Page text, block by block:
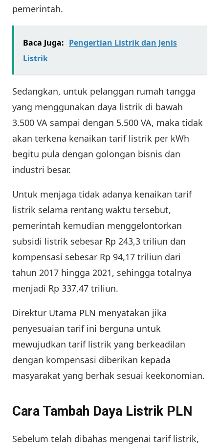
pemerintah.
Baca Juga: Pengertian Listrik dan Jenis
Listrik
Sedangkan, untuk pelanggan rumah tangga
yang menggunakan daya listrik di bawah
3.500 VA sampai dengan 5.500 VA, maka tidak
akan terkena kenaikan tarif listrik per kWh
begitu pula dengan golongan bisnis dan
industri besar.
Untuk menjaga tidak adanya kenaikan tarif
listrik selama rentang waktu tersebut,
pemerintah kemudian menggelontorkan
subsidi listrik sebesar Rp 243,3 triliun dan
kompensasi sebesar Rp 94,17 triliun dari
tahun 2017 hingga 2021, sehingga totalnya
menjadi Rp 337,47 triliun.
Direktur Utama PLN menyatakan jika
penyesuaian tarif ini berguna untuk
mewujudkan tarif listrik yang berkeadilan
dengan kompensasi diberikan kepada
masyarakat yang berhak sesuai keekonomian.
Cara Tambah Daya Listrik PLN
Sebelum telah dibahas mengenai tarif listrik,